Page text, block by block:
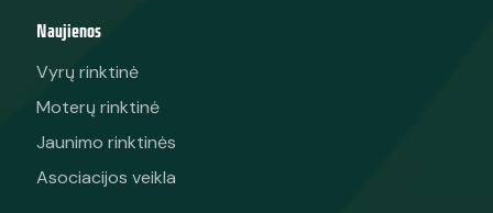
Naujienos
Vyrų rinktinė
Moterų rinktinė
Jaunimo rinktinės
Asociacijos veikla